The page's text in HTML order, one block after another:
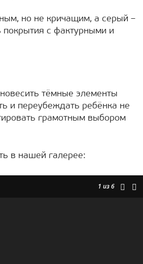
но не кричащим, а серый –
покрытия с фактурными и
тёмные элементы
и переубеждать ребёнка не
грамотным выбором
в нашей галерее:
1 из 6